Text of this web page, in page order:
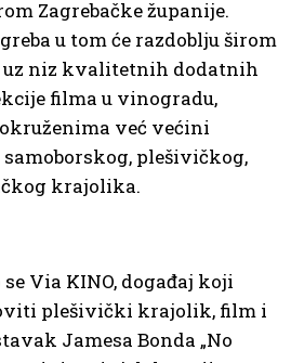
Zagrebačke županije.
u tom će razdoblju širom
niz kvalitetnih dodatnih
filma u vinogradu,
već većini
plešivičkog,
krajolika.
Via KINO, događaj koji
plešivički krajolik, film i
Jamesa Bonda „No